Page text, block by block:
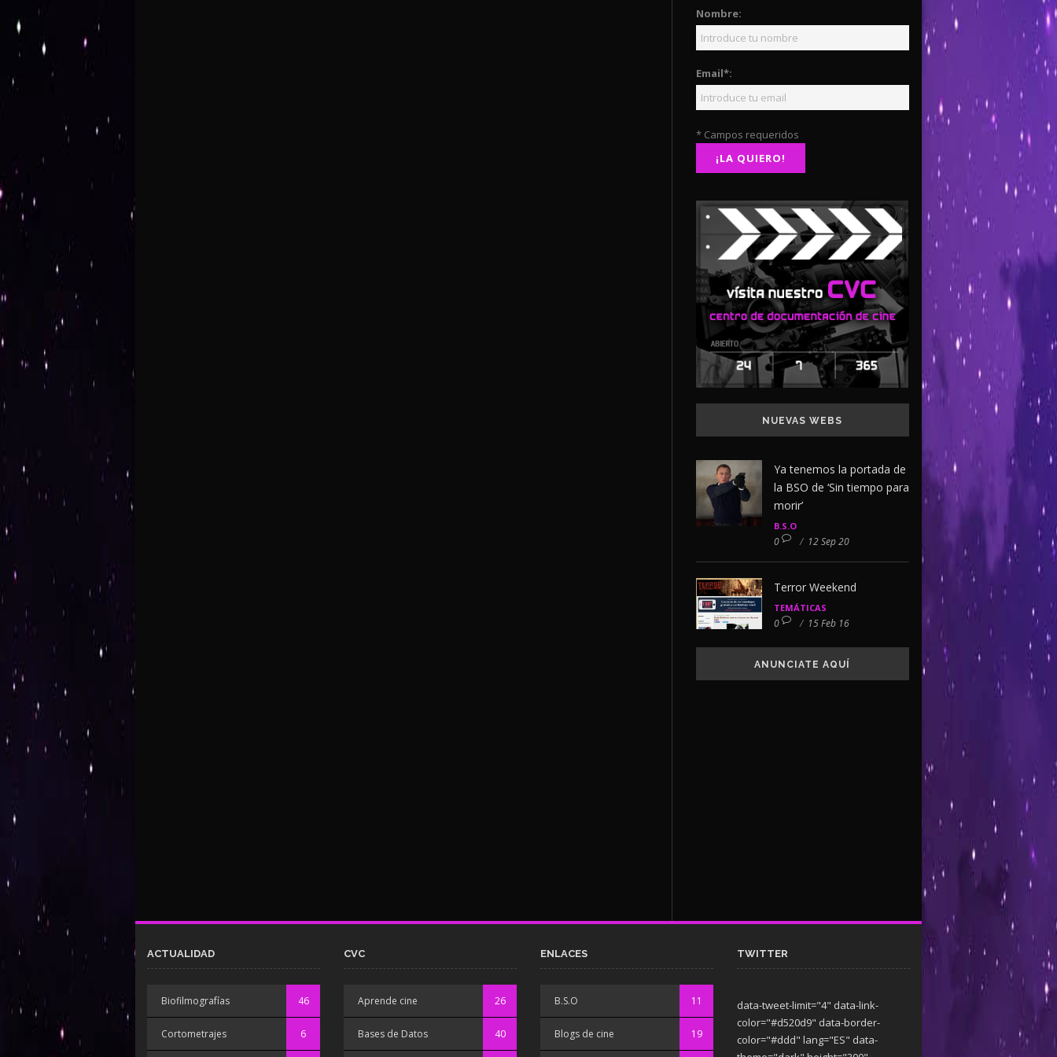
Nombre:
Email*:
* Campos requeridos
NUEVAS WEBS
Ya tenemos la portada de
la BSO de ‘Sin tiempo para
morir’
B.S.O
0 / 12 Sep 20
Terror Weekend
TEMÁTICAS
0 / 15 Feb 16
ANUNCIATE AQUÍ
ACTUALIDAD
Biofilmografías 46
Cortometrajes 6
CVC
Aprende cine 26
Bases de Datos 40
ENLACES
B.S.O 11
Blogs de cine 19
TWITTER
data-tweet-limit="4" data-link-
color="#d520d9" data-border-
color="#ddd" lang="ES" data-